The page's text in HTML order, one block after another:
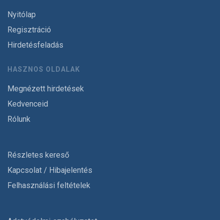
Nyitólap
Regisztráció
Hirdetésfeladás
HASZNOS OLDALAK
Megnézett hirdetések
Kedvenceid
Rólunk
Részletes kereső
Kapcsolat / Hibajelentés
Felhasználási feltételek